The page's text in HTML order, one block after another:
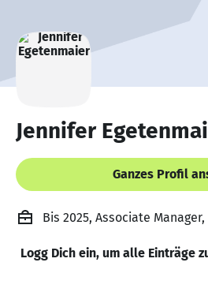
Jennifer
Ganzes Profil
Bis 2025, Associate
Logg Dich ein, um alle Einträge